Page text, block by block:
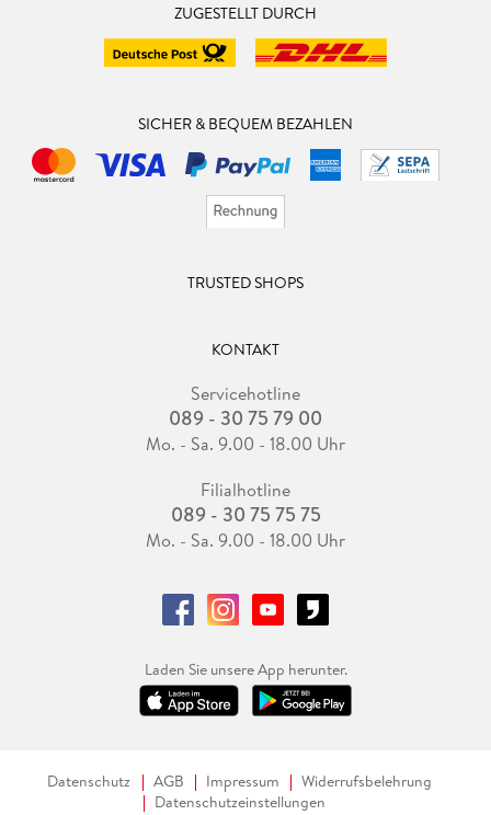
ZUGESTELLT DURCH
SICHER & BEQUEM BEZAHLEN
TRUSTED SHOPS
KONTAKT
Servicehotline
089 - 30 75 79 00
Mo. - Sa. 9.00 - 18.00 Uhr
Filialhotline
089 - 30 75 75 75
Mo. - Sa. 9.00 - 18.00 Uhr
Laden Sie unsere App herunter.
Datenschutz AGB Impressum
Widerrufsbelehrung
Datenschutzeinstellungen